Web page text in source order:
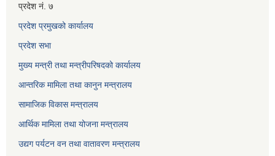
प्रदेश नं. ७
प्रदेश प्रमुखको कार्यालय
प्रदेश सभा
मुख्य मन्त्री तथा मन्त्रीपरिषदको कार्यालय
आन्तरिक मामिला तथा कानुन मन्त्रालय
सामाजिक विकास मन्त्रालय
आर्थिक मामिला तथा योजना मन्त्रालय
उद्यग पर्यटन वन तथा वातावरण मन्त्रालय